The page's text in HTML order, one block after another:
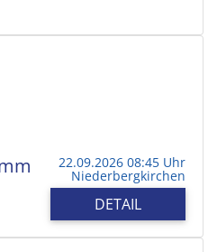
22.09.2026 08:45 Uhr
Niederbergkirchen
DETAIL